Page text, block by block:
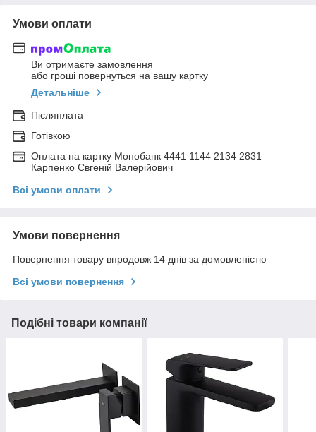
Умови оплати
Ви отримаєте замовлення
або гроші повернуться на вашу картку
Детальніше
Післяплата
Готівкою
Оплата на картку Монобанк 4441 1144 2134 2831
Карпенко Євгеній Валерійович
Всі умови оплати
Умови повернення
Повернення товару впродовж 14 днів за домовленістю
Всі умови повернення
Подібні товари компанії